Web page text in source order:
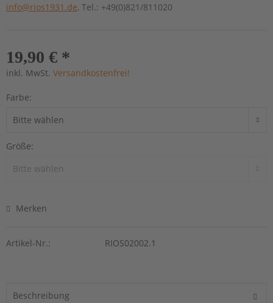
info@rios1931.de, Tel.: +49(0)821/811020
19,90 € *
inkl. MwSt. Versandkostenfrei!
Farbe:
Größe:
Merken
Artikel-Nr.: RIOS02002.1
Beschreibung